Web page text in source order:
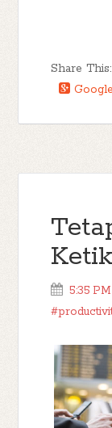
Share This:
5:35 PM